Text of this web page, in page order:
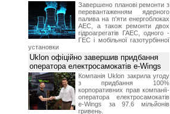
Завершено планові ремонти з
перевантаженням ядерного
палива на п'яти енергоблоках
АЕС, а також ремонти двох
гідроагрегатів ГАЕС, одного -
ГЕС і мобільної газотурбінної
установки
Uklon офіційно завершив придбання
оператора електросамокатів e-Wings
Компанія Uklon закрила угоду
з придбання 100%
корпоративних прав компанії-
оператора електросамокатів
e-Wings за 97.6 мільйонів
гривень.